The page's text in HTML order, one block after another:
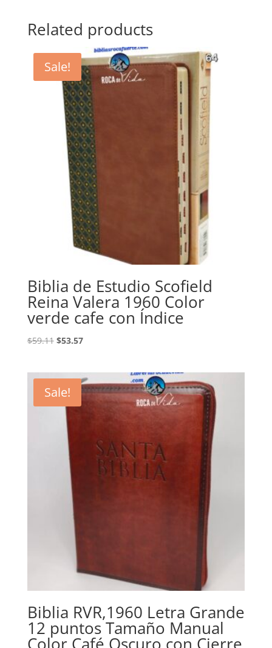
Related products
Sale!
Biblia de Estudio Scofield
Reina Valera 1960 Color
verde cafe con Índice
$59.11 Original
$59.11.
$53.57Current
$53.57.
Sale!
Biblia RVR,1960 Letra Grande
12 puntos Tamaño Manual